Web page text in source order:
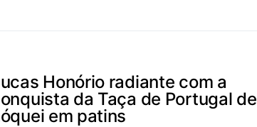
Honório radiante com a
da Taça de Portugal de
em patins